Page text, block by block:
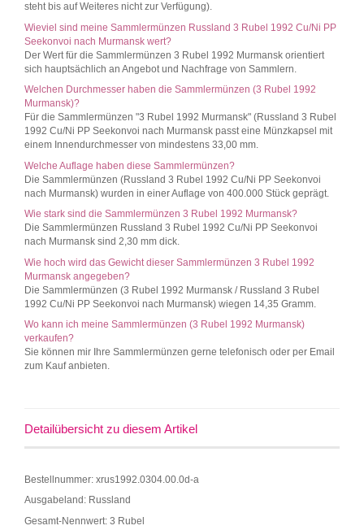
steht bis auf Weiteres nicht zur Verfügung).
Wieviel sind meine Sammlermünzen Russland 3 Rubel 1992 Cu/Ni PP
Seekonvoi nach Murmansk wert?
Der Wert für die Sammlermünzen 3 Rubel 1992 Murmansk orientiert
sich hauptsächlich an Angebot und Nachfrage von Sammlern.
Welchen Durchmesser haben die Sammlermünzen (3 Rubel 1992
Murmansk)?
Für die Sammlermünzen "3 Rubel 1992 Murmansk" (Russland 3 Rubel
1992 Cu/Ni PP Seekonvoi nach Murmansk passt eine Münzkapsel mit
einem Innendurchmesser von mindestens 33,00 mm.
Welche Auflage haben diese Sammlermünzen?
Die Sammlermünzen (Russland 3 Rubel 1992 Cu/Ni PP Seekonvoi
nach Murmansk) wurden in einer Auflage von 400.000 Stück geprägt.
Wie stark sind die Sammlermünzen 3 Rubel 1992 Murmansk?
Die Sammlermünzen Russland 3 Rubel 1992 Cu/Ni PP Seekonvoi
nach Murmansk sind 2,30 mm dick.
Wie hoch wird das Gewicht dieser Sammlermünzen 3 Rubel 1992
Murmansk angegeben?
Die Sammlermünzen (3 Rubel 1992 Murmansk / Russland 3 Rubel
1992 Cu/Ni PP Seekonvoi nach Murmansk) wiegen 14,35 Gramm.
Wo kann ich meine Sammlermünzen (3 Rubel 1992 Murmansk)
verkaufen?
Sie können mir Ihre Sammlermünzen gerne telefonisch oder per Email
zum Kauf anbieten.
Detailübersicht zu diesem Artikel
Bestellnummer: xrus1992.0304.00.0d-a
Ausgabeland: Russland
Gesamt-Nennwert: 3 Rubel